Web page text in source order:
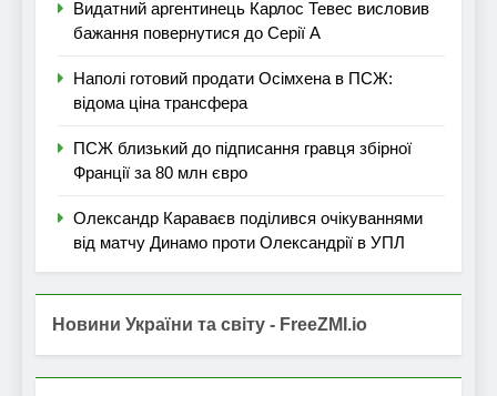
Видатний аргентинець Карлос Тевес висловив
бажання повернутися до Серії А
Наполі готовий продати Осімхена в ПСЖ:
відома ціна трансфера
ПСЖ близький до підписання гравця збірної
Франції за 80 млн євро
Олександр Караваєв поділився очікуваннями
від матчу Динамо проти Олександрії в УПЛ
Новини України та світу - FreeZMI.io